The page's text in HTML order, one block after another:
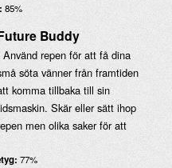
85%
Buddy
Använd repen för att få dina
söta vänner från framtiden
komma tillbaka till sin
Skär eller sätt ihop
men olika saker för att
77%